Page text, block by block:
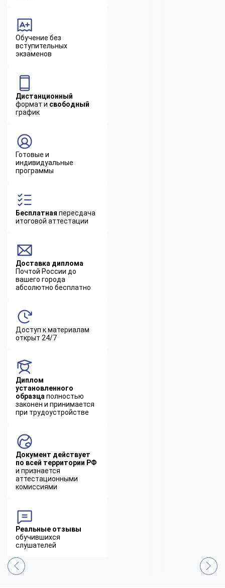
Обучение без
вступительных
экзаменов
Дистанционный
формат и свободный
график
Готовые и
индивидуальные
программы
Бесплатная пересдача
итоговой аттестации
Доставка диплома
Почтой России до
вашего города
абсолютно бесплатно
Доступ к материалам
открыт 24/7
Диплом
установленного
образца полностью
законен и принимается
при трудоустройстве
Документ действует
по всей территории РФ
и признается
аттестационными
комиссиями
Реальные отзывы
обучившихся
слушателей